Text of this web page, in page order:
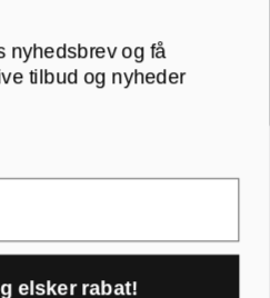
Pay
nyhedsbrev og få
tilbud og nyheder
elsker rabat!